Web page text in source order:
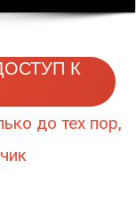
К
до тех пор,